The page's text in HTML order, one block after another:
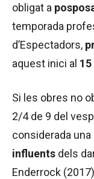
obligat a
temporada
d’Espectadors,
aquest inici al
Si les obres no
2/4 de 9 del
considerada una
influents dels
Enderrock